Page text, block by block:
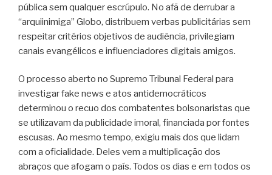
pública sem qualquer escrúpulo. No afã de derrubar a
“arquiinimiga” Globo, distribuem verbas publicitárias sem
respeitar critérios objetivos de audiência, privilegiam
canais evangélicos e influenciadores digitais amigos.
O processo aberto no Supremo Tribunal Federal para
investigar fake news e atos antidemocráticos
determinou o recuo dos combatentes bolsonaristas que
se utilizavam da publicidade imoral, financiada por fontes
escusas. Ao mesmo tempo, exigiu mais dos que lidam
com a oficialidade. Deles vem a multiplicação dos
abraços que afogam o país. Todos os dias e em todos os